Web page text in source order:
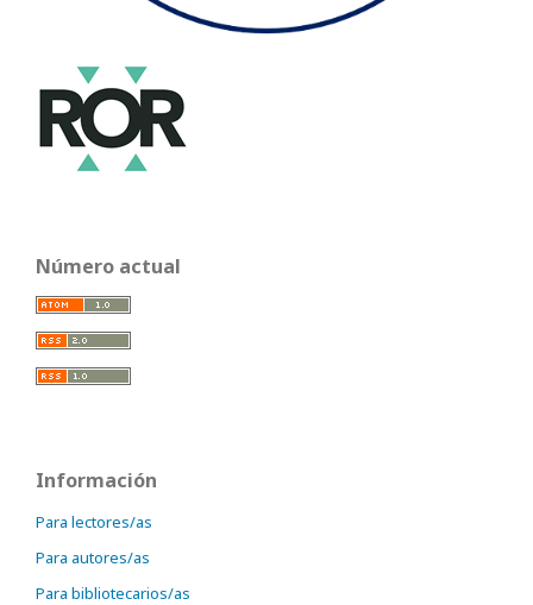
Número actual
Información
Para lectores/as
Para autores/as
Para bibliotecarios/as